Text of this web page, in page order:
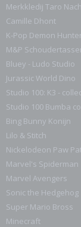
Merkkledij Taro
Camille Dhont
K-Pop Demon
M&P
Bluey - Ludo Studio
Jurassic World Dino
Studio 100: K3 -
Studio 100 Bumba
Bing Bunny Konijn
Lilo & Stitch
Nickelodeon Paw
Marvel's Spiderman
Marvel Avengers
Sonic the Hedgehog
Super Mario Bross
Minecraft